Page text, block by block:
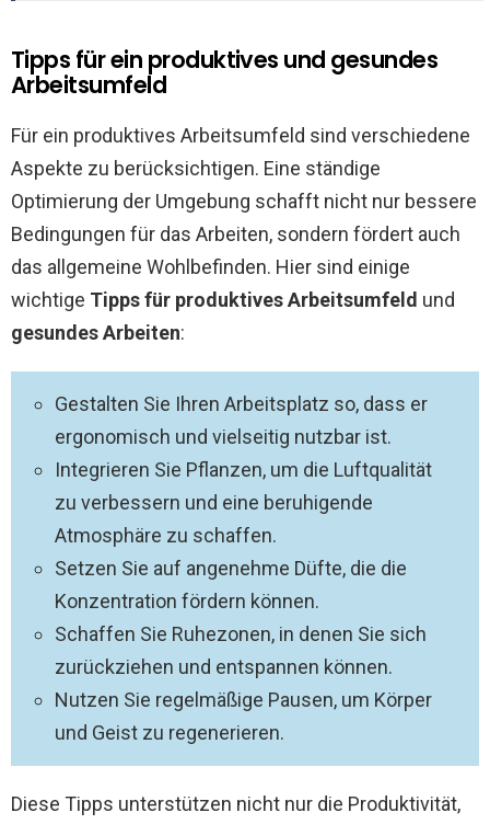
Tipps für ein produktives und gesundes
Arbeitsumfeld
Für ein produktives Arbeitsumfeld sind verschiedene
Aspekte zu berücksichtigen. Eine ständige
Optimierung der Umgebung schafft nicht nur bessere
Bedingungen für das Arbeiten, sondern fördert auch
das allgemeine Wohlbefinden. Hier sind einige
wichtige Tipps für produktives Arbeitsumfeld und
gesundes Arbeiten:
Gestalten Sie Ihren Arbeitsplatz so, dass er
ergonomisch und vielseitig nutzbar ist.
Integrieren Sie Pflanzen, um die Luftqualität
zu verbessern und eine beruhigende
Atmosphäre zu schaffen.
Setzen Sie auf angenehme Düfte, die die
Konzentration fördern können.
Schaffen Sie Ruhezonen, in denen Sie sich
zurückziehen und entspannen können.
Nutzen Sie regelmäßige Pausen, um Körper
und Geist zu regenerieren.
Diese Tipps unterstützen nicht nur die Produktivität,